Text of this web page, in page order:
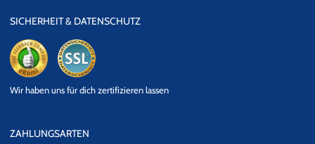
SICHERHEIT & DATENSCHUTZ
Datensicherheit
Wir haben uns für dich zertifizieren lassen
ZAHLUNGSARTEN